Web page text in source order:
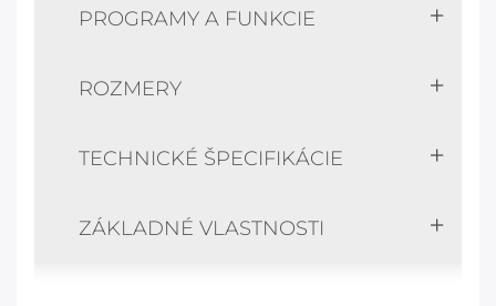
PROGRAMY A FUNKCIE
ROZMERY
TECHNICKÉ ŠPECIFIKÁCIE
ZÁKLADNÉ VLASTNOSTI